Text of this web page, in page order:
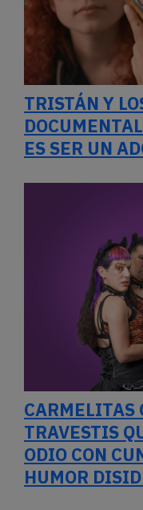
TRISTÁN Y
ES SER UN
CARMELITAS
TRAVESTIS
ODIO CON
HUMOR